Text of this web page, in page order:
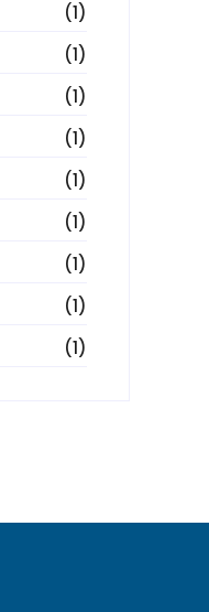
(1)
(1)
(1)
(1)
(1)
(1)
(1)
(1)
(1)